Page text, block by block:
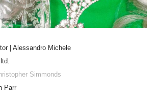
| Alessandro Michele
Simmonds
Parr